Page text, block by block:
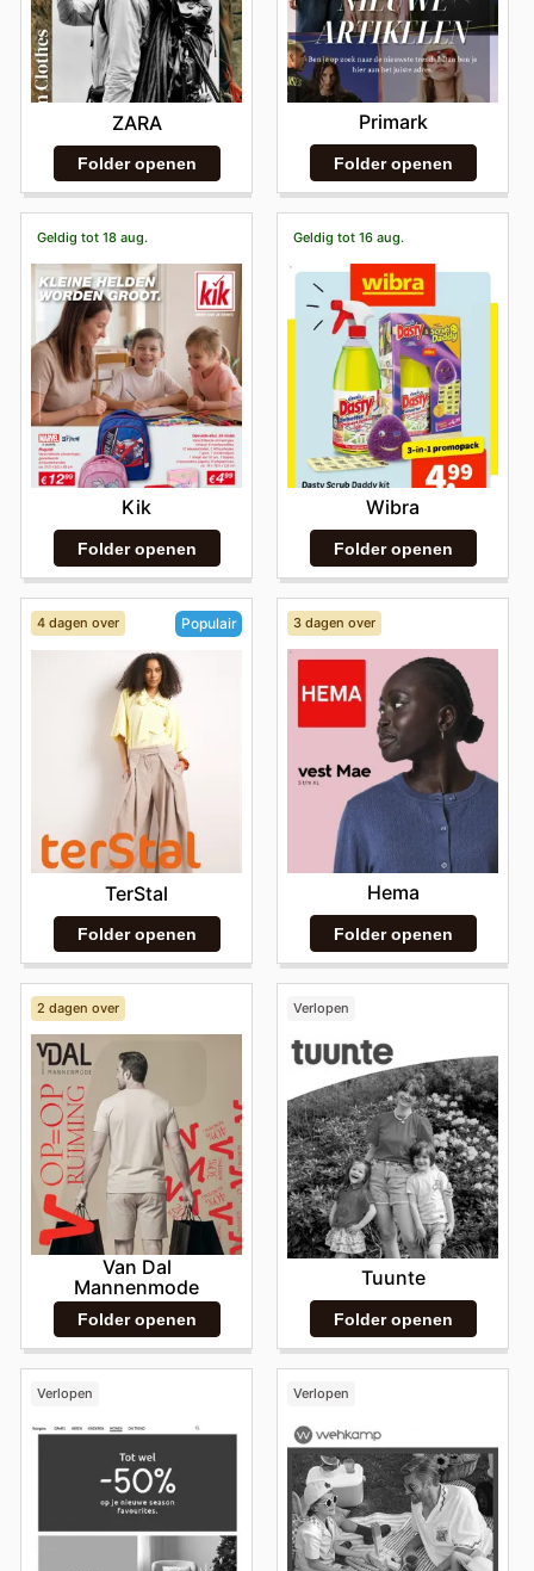
ZARA
Folder openen
Primark
Folder openen
Geldig tot 18 aug.
Kik
Folder openen
Geldig tot 16 aug.
Wibra
Folder openen
4 dagen over Populair
TerStal
Folder openen
3 dagen over
Hema
Folder openen
2 dagen over
Van Dal
Mannenmode
Folder openen
Verlopen
Tuunte
Folder openen
Verlopen Verlopen